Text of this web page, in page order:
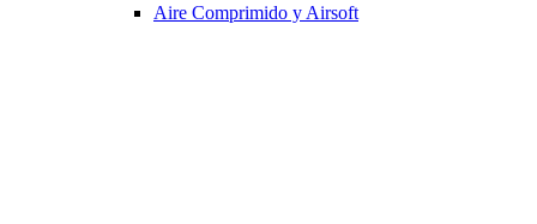
Aire Comprimido y Airsoft